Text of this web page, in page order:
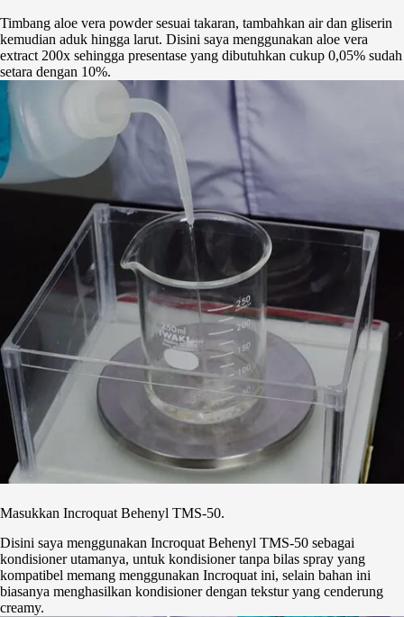
Timbang aloe vera powder sesuai takaran, tambahkan air dan gliserin
kemudian aduk hingga larut. Disini saya menggunakan aloe vera
extract 200x sehingga presentase yang dibutuhkan cukup 0,05% sudah
setara dengan 10%.
Masukkan Incroquat Behenyl TMS-50.
Disini saya menggunakan Incroquat Behenyl TMS-50 sebagai
kondisioner utamanya, untuk kondisioner tanpa bilas spray yang
kompatibel memang menggunakan Incroquat ini, selain bahan ini
biasanya menghasilkan kondisioner dengan tekstur yang cenderung
creamy.